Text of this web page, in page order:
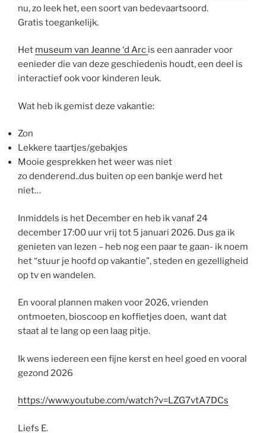
nu, zo leek het, een soort van bedevaartsoord.
Gratis toegankelijk.
Het museum van Jeanne ‘d Arc is een aanrader voor
eenieder die van deze geschiedenis houdt, een deel is
interactief ook voor kinderen leuk.
Wat heb ik gemist deze vakantie:
Zon
Lekkere taartjes/gebakjes
Mooie gesprekken het weer was niet
zo denderend..dus buiten op een bankje werd het
niet…
Inmiddels is het December en heb ik vanaf 24
december 17:00 uur vrij tot 5 januari 2026. Dus ga ik
genieten van lezen – heb nog een paar te gaan- ik noem
het “stuur je hoofd op vakantie”, steden en gezelligheid
op tv en wandelen.
En vooral plannen maken voor 2026, vrienden
ontmoeten, bioscoop en koffietjes doen, want dat
staat al te lang op een laag pitje.
Ik wens iedereen een fijne kerst en heel goed en vooral
gezond 2026
https://www.youtube.com/watch?v=LZG7vtA7DCs
Liefs E.